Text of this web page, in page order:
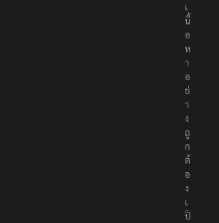
เ
นื้
อ
ห
า
อ
ย่
า
ง
ถู
ก
ต้
อ
ง
เ
ป็